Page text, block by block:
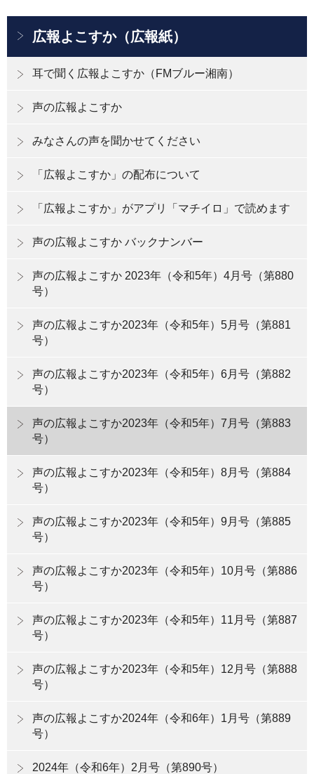
広報よこすか（広報紙）
耳で聞く広報よこすか（FMブルー湘南）
声の広報よこすか
みなさんの声を聞かせてください
「広報よこすか」の配布について
「広報よこすか」がアプリ「マチイロ」で読めます
声の広報よこすか バックナンバー
声の広報よこすか 2023年（令和5年）4月号（第880
号）
声の広報よこすか2023年（令和5年）5月号（第881
号）
声の広報よこすか2023年（令和5年）6月号（第882
号）
声の広報よこすか2023年（令和5年）7月号（第883
号）
声の広報よこすか2023年（令和5年）8月号（第884
号）
声の広報よこすか2023年（令和5年）9月号（第885
号）
声の広報よこすか2023年（令和5年）10月号（第886
号）
声の広報よこすか2023年（令和5年）11月号（第887
号）
声の広報よこすか2023年（令和5年）12月号（第888
号）
声の広報よこすか2024年（令和6年）1月号（第889
号）
2024年（令和6年）2月号（第890号）